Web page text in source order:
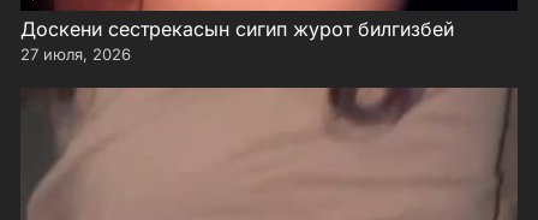
Доскени сестрекасын сигип журот билгизбей
27 июля, 2026